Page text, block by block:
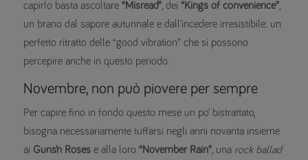
capirlo basta ascoltare “Misread” , dei “Kings of convenience”
un brano dal sapore autunnale e dall’incedere irresistibile: un
perfetto ritratto delle “good vibration” che si possono
percepire anche in questo periodo.
Novembre, non può piovere per sempre
Per capire fino in fondo questo mese un po’ bistrattato,
bisogna necessariamente tuffarsi negli anni novanta insieme
ai Guns’n Roses e alla loro “November Rain” , una rock ballad